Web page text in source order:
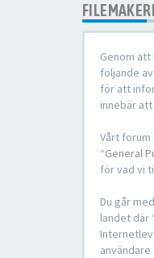
Genom
följande
för att
innebär
Vårt forum
“General
för vad vi
Du går
landet där